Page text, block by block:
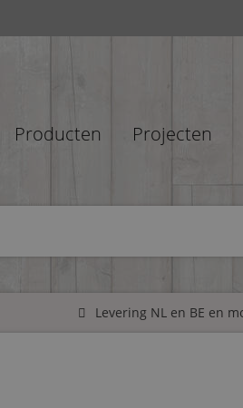
Producten Projecten
Levering NL en BE en